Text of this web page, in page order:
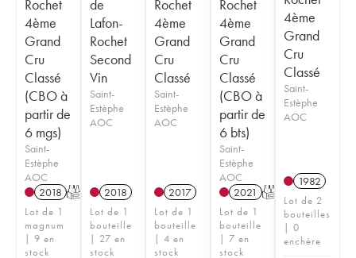
Rochet
4ème
Grand
Cru
Classé
(CBO à
partir de
6 mgs)
Saint-
Estèphe
AOC
2018 T
Lot de 1
magnum
| 9 en
stock
de
Lafon-
Rochet
Second
Vin
Saint-
Estèphe
AOC
2018
Lot de 1
bouteille
| 27 en
stock
Rochet
4ème
Grand
Cru
Classé
Saint-
Estèphe
AOC
2017
Lot de 1
bouteille
| 4 en
stock
Rochet
4ème
Grand
Cru
Classé
(CBO à
partir de
6 bts)
Saint-
Estèphe
AOC
2021 T
Lot de 1
bouteille
| 7 en
stock
4ème
Grand
Cru
Classé
Saint-
Estèphe
AOC
1982
Lot de 2
bouteilles
| 0
enchère